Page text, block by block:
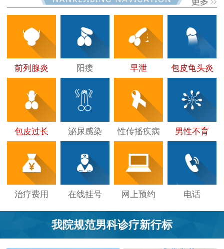
前列腺炎 阳痿 早泄 包皮龟头炎
包皮过长 泌尿感染 性传播疾病 男性不育
治疗费用 在线挂号 网上预约 电话
我院规范男科诊疗新行标